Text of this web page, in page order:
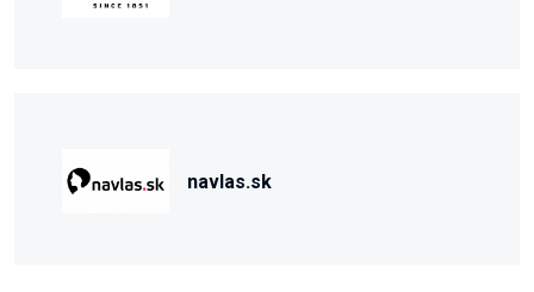
navlas.sk